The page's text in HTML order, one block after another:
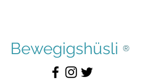
Bewegigshüsli ®